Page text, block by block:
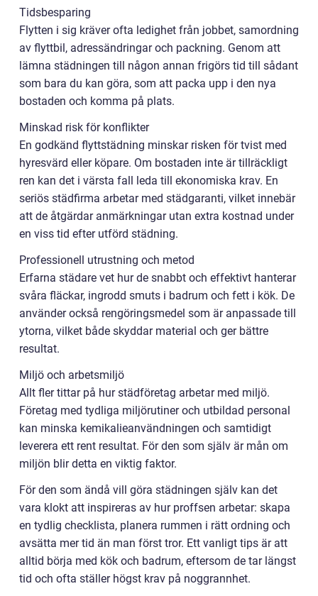
Tidsbesparing
Flytten i sig kräver ofta ledighet från jobbet, samordning
av flyttbil, adressändringar och packning. Genom att
lämna städningen till någon annan frigörs tid till sådant
som bara du kan göra, som att packa upp i den nya
bostaden och komma på plats.
Minskad risk för konflikter
En godkänd flyttstädning minskar risken för tvist med
hyresvärd eller köpare. Om bostaden inte är tillräckligt
ren kan det i värsta fall leda till ekonomiska krav. En
seriös städfirma arbetar med städgaranti, vilket innebär
att de åtgärdar anmärkningar utan extra kostnad under
en viss tid efter utförd städning.
Professionell utrustning och metod
Erfarna städare vet hur de snabbt och effektivt hanterar
svåra fläckar, ingrodd smuts i badrum och fett i kök. De
använder också rengöringsmedel som är anpassade till
ytorna, vilket både skyddar material och ger bättre
resultat.
Miljö och arbetsmiljö
Allt fler tittar på hur städföretag arbetar med miljö.
Företag med tydliga miljörutiner och utbildad personal
kan minska kemikalieanvändningen och samtidigt
leverera ett rent resultat. För den som själv är mån om
miljön blir detta en viktig faktor.
För den som ändå vill göra städningen själv kan det
vara klokt att inspireras av hur proffsen arbetar: skapa
en tydlig checklista, planera rummen i rätt ordning och
avsätta mer tid än man först tror. Ett vanligt tips är att
alltid börja med kök och badrum, eftersom de tar längst
tid och ofta ställer högst krav på noggrannhet.